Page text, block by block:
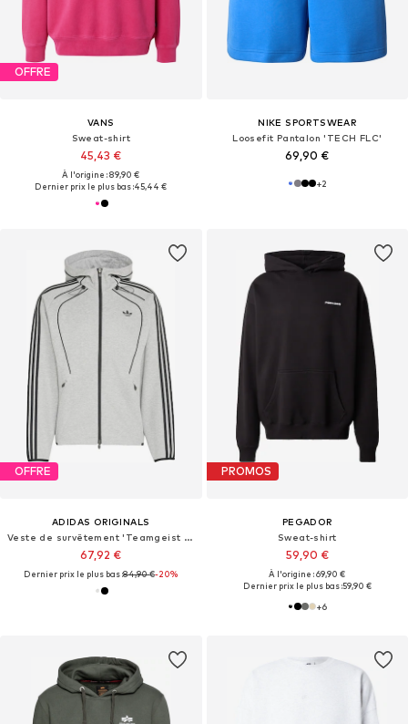
OFFRE
VANS
Sweat-shirt
45,43 €
À l'origine : 89,90 €
Dernier prix le plus bas :45,44 €
NIKE SPORTSWEAR
Loosefit Pantalon 'TECH FLC'
69,90 €
+2
OFFRE
ADIDAS ORIGINALS
Veste de survêtement 'Teamgeist 26'
67,92 €
Dernier prix le plus bas :84,90 €-20%
PROMOS
PEGADOR
Sweat-shirt
59,90 €
À l'origine : 69,90 €
Dernier prix le plus bas :59,90 €
+6